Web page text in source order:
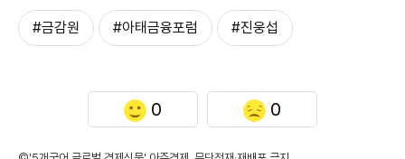
#금감원 #아태금융포럼 #진웅섭
0 0